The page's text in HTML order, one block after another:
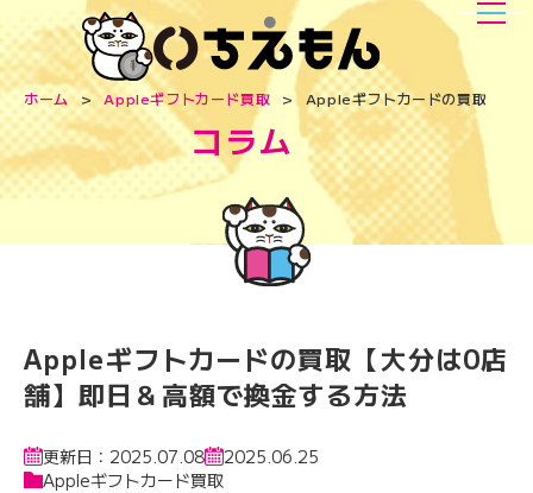
ホーム Appleギフトカード買取 Appleギフトカードの買取【大
コラム
Appleギフトカードの買取【大分は0店
舗】即日＆高額で換金する方法
更新日：2025.07.08
2025.06.25
Appleギフトカード買取